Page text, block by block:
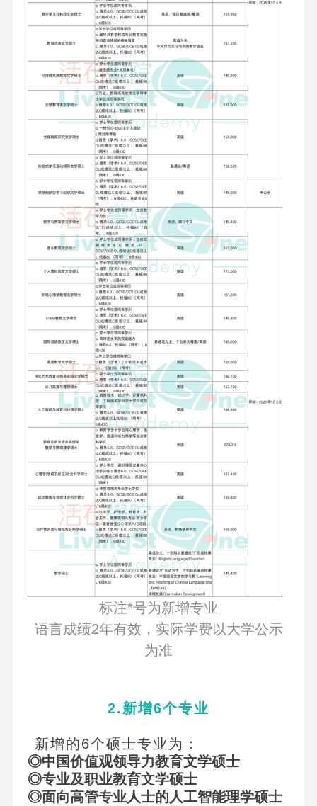
标注*号为新增专业
语言成绩2年有效，实际学费以大学公示
为准
2.新增6个专业
新增的6个硕士专业为：
◎中国价值观领导力教育文学硕士
◎专业及职业教育文学硕士
◎面向高管专业人士的人工智能理学硕士